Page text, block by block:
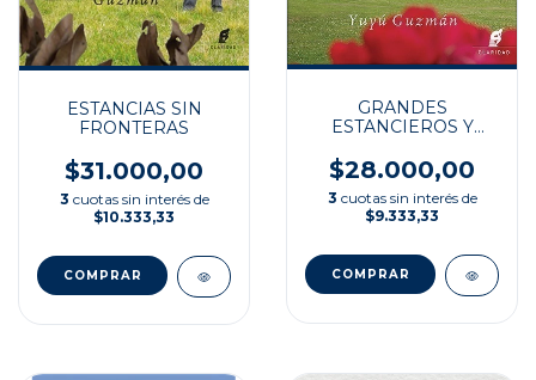
ESTANCIAS SIN
FRONTERAS
$31.000,00
3 cuotas sin interés de
$10.333,33
GRANDES
ESTANCIEROS Y
TANDIL ANTIGUO
$28.000,00
3 cuotas sin interés de
$9.333,33